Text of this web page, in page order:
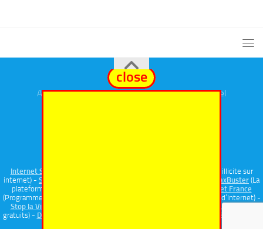
AnnuairesGénéral,eSport,CosplayetEvenementiel
Internet Signalement
(Portail officiel de signalement de contenu illicite sur
internet) - Signal Spam HoaxBuster (La
plateforme collaborative contre la désinformation) -
Safer Internet France
(Programme national de prévention et d’éducationaux bons usages d’Internet) -
Stop la Violence
FamiNum
gratuits) - Dashlane
(Gestionnaire de mots de passe pour vous protéger et vous
close